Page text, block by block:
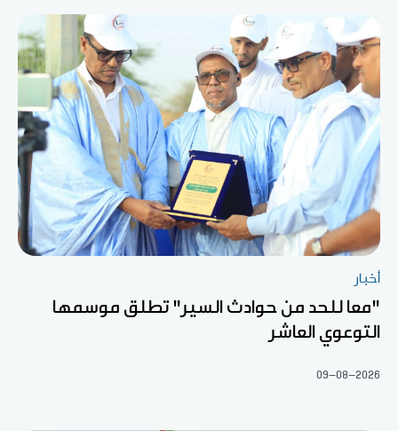
أخبار
"معا للحد من حوادث السير" تطلق موسمها
التوعوي العاشر
09-08-2026